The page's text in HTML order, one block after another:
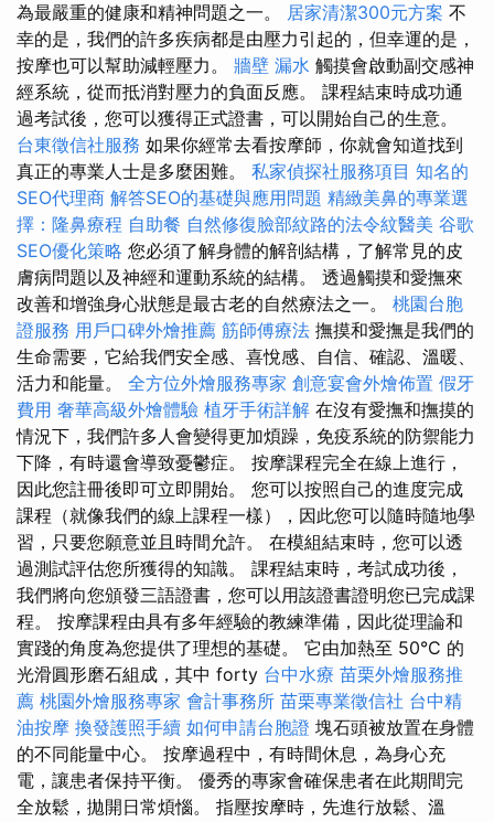
為最嚴重的健康和精神問題之一。 居家清潔300元方案 不
幸的是，我們的許多疾病都是由壓力引起的，但幸運的是，
按摩也可以幫助減輕壓力。 牆壁 漏水 觸摸會啟動副交感神
經系統，從而抵消對壓力的負面反應。 課程結束時成功通
過考試後，您可以獲得正式證書，可以開始自己的生意。
台東徵信社服務 如果你經常去看按摩師，你就會知道找到
真正的專業人士是多麼困難。 私家偵探社服務項目 知名的
SEO代理商 解答SEO的基礎與應用問題 精緻美鼻的專業選
擇：隆鼻療程 自助餐 自然修復臉部紋路的法令紋醫美 谷歌
SEO優化策略 您必須了解身體的解剖結構，了解常見的皮
膚病問題以及神經和運動系統的結構。 透過觸摸和愛撫來
改善和增強身心狀態是最古老的自然療法之一。 桃園台胞
證服務 用戶口碑外燴推薦 筋師傅療法 撫摸和愛撫是我們的
生命需要，它給我們安全感、喜悅感、自信、確認、溫暖、
活力和能量。 全方位外燴服務專家 創意宴會外燴佈置 假牙
費用 奢華高級外燴體驗 植牙手術詳解 在沒有愛撫和撫摸的
情況下，我們許多人會變得更加煩躁，免疫系統的防禦能力
下降，有時還會導致憂鬱症。 按摩課程完全在線上進行，
因此您註冊後即可立即開始。 您可以按照自己的進度完成
課程（就像我們的線上課程一樣），因此您可以隨時隨地學
習，只要您願意並且時間允許。 在模組結束時，您可以透
過測試評估您所獲得的知識。 課程結束時，考試成功後，
我們將向您頒發三語證書，您可以用該證書證明您已完成課
程。 按摩課程由具有多年經驗的教練準備，因此從理論和
實踐的角度為您提供了理想的基礎。 它由加熱至 50°C 的
光滑圓形磨石組成，其中 forty 台中水療 苗栗外燴服務推
薦 桃園外燴服務專家 會計事務所 苗栗專業徵信社 台中精
油按摩 換發護照手續 如何申請台胞證 塊石頭被放置在身體
的不同能量中心。 按摩過程中，有時間休息，為身心充
電，讓患者保持平衡。 優秀的專家會確保患者在此期間完
全放鬆，拋開日常煩惱。 指壓按摩時，先進行放鬆、溫